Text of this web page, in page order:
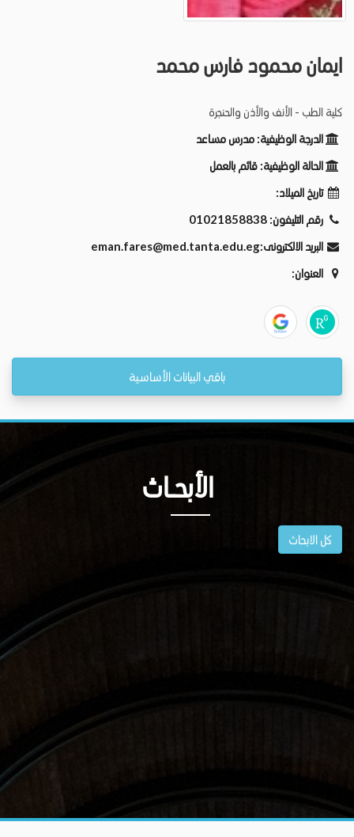
ايمان محمود فارس محمد
كلية الطب - الأنف والأذن والحنجرة
الدرجة الوظيفية: مدرس مساعد
الحالة الوظيفية: قائم بالعمل
تاريخ الميلاد:
رقم التليفون: 01021858838
البريد الالكترونى:eman.fares@med.tanta.edu.eg
العنوان:
باقي البيانات الأساسية
الأبحــاث
كل الابحاث